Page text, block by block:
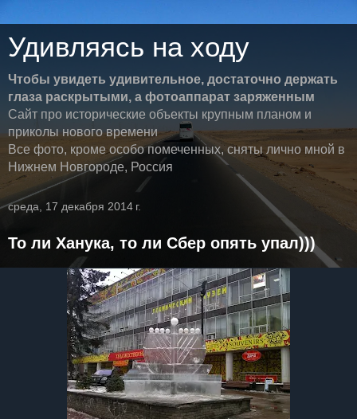
Удивляясь на ходу
Чтобы увидеть удивительное, достаточно держать
глаза раскрытыми, а фотоаппарат заряженным
Сайт про исторические объекты крупным планом и
приколы нового времени
Все фото, кроме особо помеченных, сняты лично мной в
Нижнем Новгороде, Россия
среда, 17 декабря 2014 г.
То ли Ханука, то ли Сбер опять упал)))